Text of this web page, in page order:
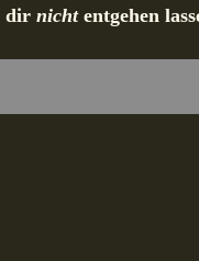
dirnichtentgehen